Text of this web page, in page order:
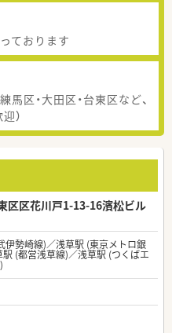
ております
馬区・大田区・台東区など、
）
区区花川戸1-13-16濱松ビル
伊勢崎線)／浅草駅 (東京メトロ銀
(都営浅草線)／浅草駅 (つくばエ